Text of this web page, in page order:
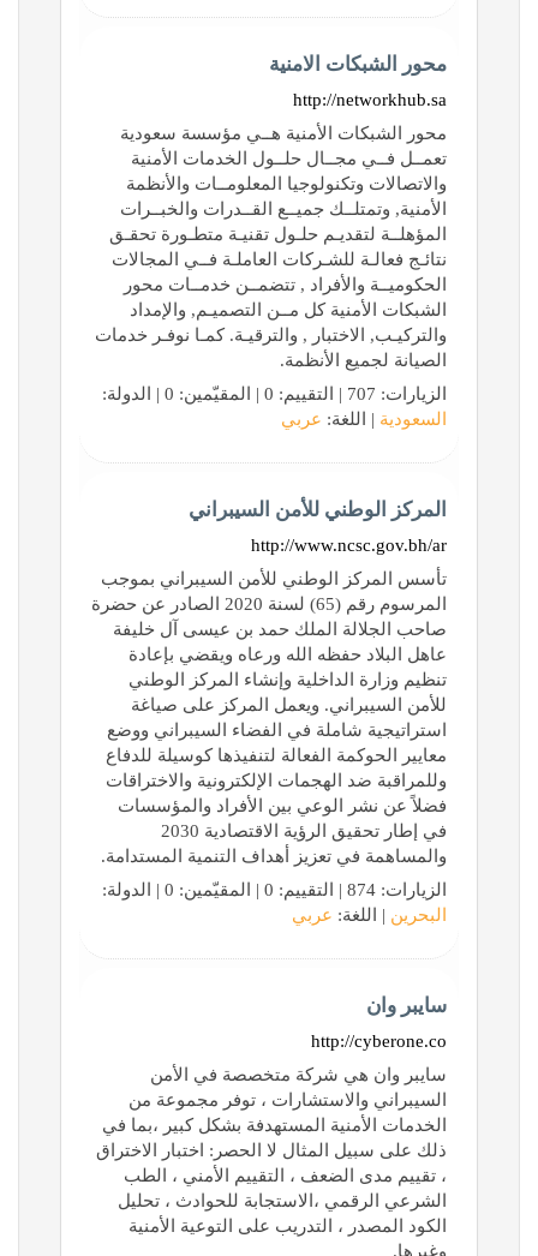
محور الشبكات الامنية
http://networkhub.sa
محور الشبكات الأمنية هــي مؤسسة سعودية
تعمــل فــي مجــال حلــول الخدمات الأمنية
والاتصالات وتكنولوجيا المعلومــات والأنظمة
الأمنية, وتمتلــك جميــع القــدرات والخبــرات
المؤهلــة لتقديـم حلـول تقنيـة متطـورة تحقـق
نتائـج فعالـة للشـركات العاملـة فــي المجالات
الحكوميــة والأفراد , تتضمــن خدمــات محور
الشبكات الأمنية كل مــن التصميـم, والإمداد
والتركيـب, الاختبار , والترقيـة. كمـا نوفـر خدمات
الصيانة لجميع الأنظمة.
الزيارات: 707 | التقييم: 0 | المقيّمين: 0 | الدولة:
السعودية | اللغة: عربي
المركز الوطني للأمن السيبراني
http://www.ncsc.gov.bh/ar
تأسس المركز الوطني للأمن السيبراني بموجب
المرسوم رقم (65) لسنة 2020 الصادر عن حضرة
صاحب الجلالة الملك حمد بن عيسى آل خليفة
عاهل البلاد حفظه الله ورعاه ويقضي بإعادة
تنظيم وزارة الداخلية وإنشاء المركز الوطني
للأمن السيبراني. ويعمل المركز على صياغة
استراتيجية شاملة في الفضاء السيبراني ووضع
معايير الحوكمة الفعالة لتنفيذها كوسيلة للدفاع
وللمراقبة ضد الهجمات الإلكترونية والاختراقات
فضلاً عن نشر الوعي بين الأفراد والمؤسسات
في إطار تحقيق الرؤية الاقتصادية 2030
والمساهمة في تعزيز أهداف التنمية المستدامة.
الزيارات: 874 | التقييم: 0 | المقيّمين: 0 | الدولة:
البحرين | اللغة: عربي
سايبر وان
http://cyberone.co
سايبر وان هي شركة متخصصة في الأمن
السيبراني والاستشارات ، توفر مجموعة من
الخدمات الأمنية المستهدفة بشكل كبير ،بما في
ذلك على سبيل المثال لا الحصر: اختبار الاختراق
، تقييم مدى الضعف ، التقييم الأمني ، الطب
الشرعي الرقمي ،الاستجابة للحوادث ، تحليل
الكود المصدر ، التدريب على التوعية الأمنية
وغيرها.